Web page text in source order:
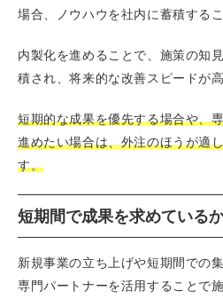
場合、ノウハウを社内に蓄積する
内製化を進めることで、施策の知
積され、将来的な改善スピードが
短期的な成果を優先する場合や、
進めたい場合は、外注のほうが適
す。
短期間で成果を求めている
新規事業の立ち上げや短期間での
専門パートナーを活用することで